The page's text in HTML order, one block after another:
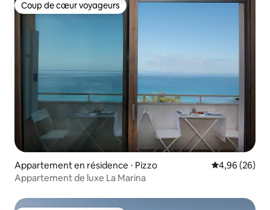
Coup de cœur voyageurs
Coup de cœur voyageurs
Appartement en résidence ⋅ Pizzo Évaluation
4,96 (26)
Appartement de luxe La Marina